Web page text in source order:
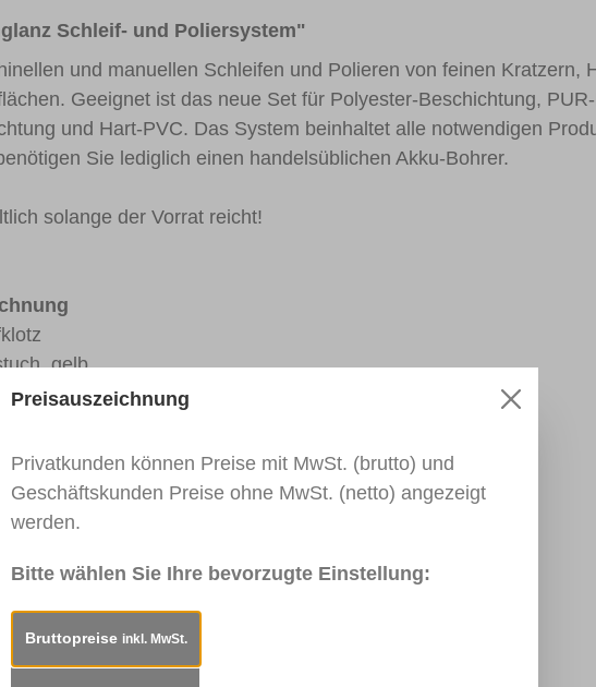
Schleif- und Poliersystem"
und manuellen Schleifen und Polieren von feinen Kratzern,
Geeignet ist das neue Set für Polyester-Beschichtung,
und Hart-PVC. Das System beinhaltet alle notwendigen
Sie lediglich einen handelsüblichen Akku-Bohrer.
solange der Vorrat reicht!
gelb
150 ml
150 ml
150 ml
K2000 (grau)
K3000 (grün)
Preisauszeichnung
Privatkunden können Preise mit MwSt. (brutto) und
Geschäftskunden Preise ohne MwSt. (netto) angezeigt
werden.
Bitte wählen Sie Ihre bevorzugte Einstellung:
Bruttopreise inkl. MwSt.